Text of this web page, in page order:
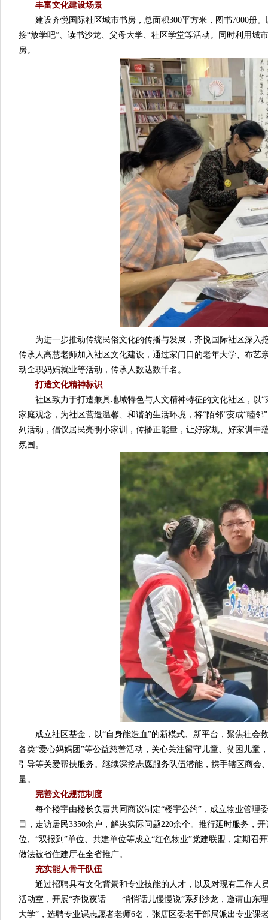
丰富文化建设场景
建设齐悦国际社区城市书房，总面积300平方米，图书7000册。
接“放学吧”、读书沙龙、父母大学、社区学堂等活动。同时利用城
房。
为进一步推动传统民俗文化的传播与发展，齐悦国际社区深入
传承人高慧老师加入社区文化建设，通过家门口的老年大学、布
动全职妈妈就业等活动，传承人数达数千名。
打造文化精神标识
社区致力于打造兼具地域特色与人文精神特征的文化社区，以“
家庭观念，为社区营造温馨、和谐的生活环境，将“陌邻”变成“睦
列活动，倡议居民亮明小家训，传播正能量，让好家规、好家训
氛围。
成立社区基金，以“自身能造血”的新模式、新平台，聚焦社会
各类“爱心妈妈团”等公益慈善活动，关心关注留守儿童、贫困儿童
引导等关爱帮扶服务。继续深挖志愿服务队伍潜能，携手辖区商
量。
完善文化规范制度
每个楼宇由楼长负责共同商议制定“楼宇公约”，成立物业管理委
目，走访居民3350余户，解决实际问题220余个。推行延时服务，
位、“双报到”单位、共建单位等成立“红色物业”党建联盟，定期召
做法被省住建厅在全省推广。
充实能人骨干队伍
通过招聘具有文化背景和专业技能的人才，以及对现有工作人
活动室，开展“齐悦夜话——悄悄话儿慢慢说”系列沙龙，邀请山东
大学”，选聘专业课志愿者老师6名，张店区委老干部局派出专业